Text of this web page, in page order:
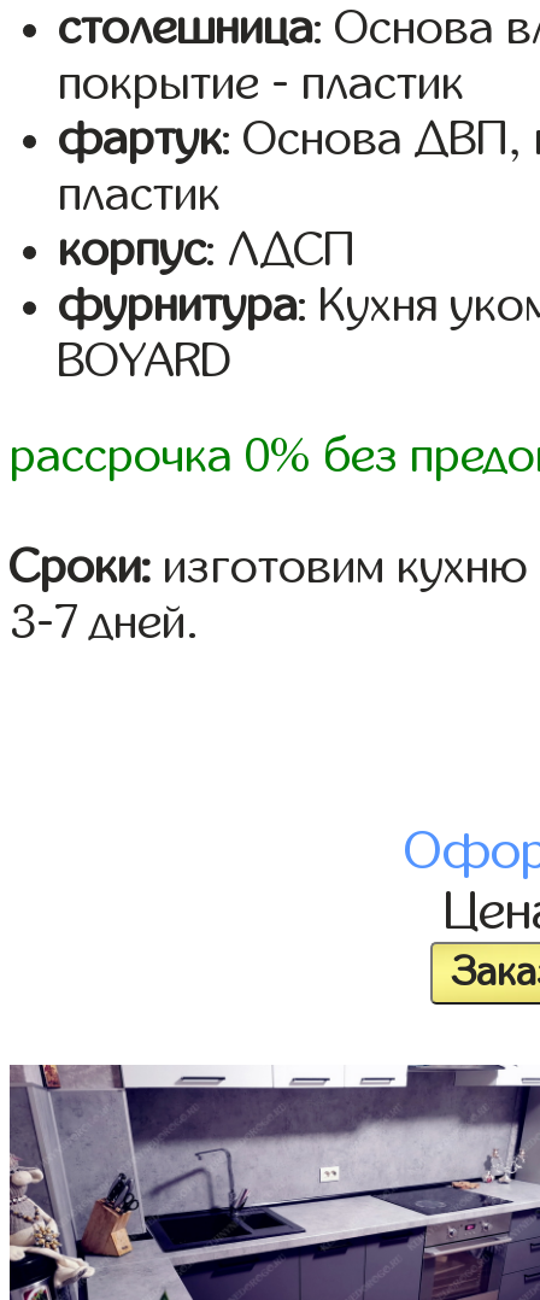
столешница: Основа
покрытие - пластик
фартук: Основа ДВП,
пластик
корпус: ЛДСП
фурнитура: Кухня
BOYARD
рассрочка 0% без
Сроки: изготовим
3-7 дней.